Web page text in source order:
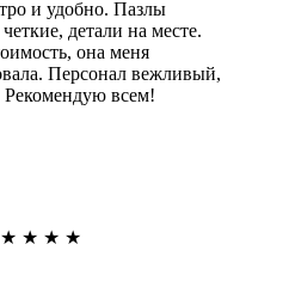
и удобно. Пазлы
детали на месте.
она меня
Персонал вежливый,
всем!
★ ★ ★ ★